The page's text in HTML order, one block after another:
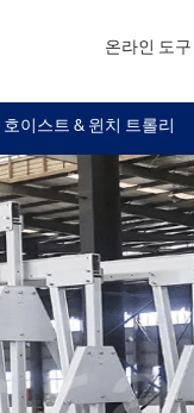
온라인 도구
호이스트 & 윈치 트롤리